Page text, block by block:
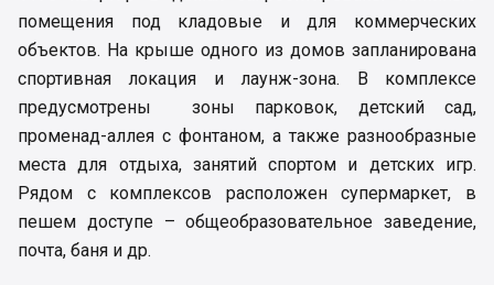
помещения под кладовые и для коммерческих
объектов. На крыше одного из домов запланирована
спортивная локация и лаунж-зона. В комплексе
предусмотрены зоны парковок, детский сад,
променад-аллея с фонтаном, а также разнообразные
места для отдыха, занятий спортом и детских игр.
Рядом с комплексов расположен супермаркет, в
пешем доступе – общеобразовательное заведение,
почта, баня и др.